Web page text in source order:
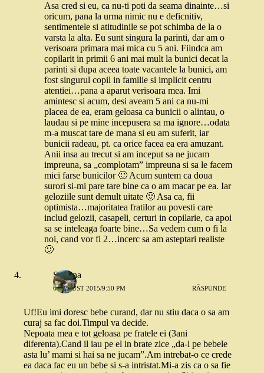
Asa cred si eu, ca nu-ti poti da seama dinainte…si
oricum, pana la urma nimic nu e deficnitiv,
sentimentele si atitudinile se pot schimba de la o
varsta la alta. Eu sunt singura la parinti, dar am o
verisoara primara mai mica cu 5 ani. Fiindca am
copilarit in primii 6 ani mai mult la bunici decat la
parinti si dupa aceea toate vacantele la bunici, am
fost singurul copil in familie si implicit centru
atentiei…pana a aparut verisoara mea. Imi
amintesc si acum, desi aveam 5 ani ca nu-mi
placea de ea, eram geloasa ca bunicii o alintau, o
laudau si pe mine incepusera sa ma ignore…odata
m-a muscat tare de mana si eu am suferit, iar
bunicii radeau, pt. ca orice facea ea era amuzant.
Anii insa au trecut si am inceput sa ne jucam
impreuna, sa „complotam” impreuna si sa le facem
mici farse bunicilor 🙂 Acum suntem ca doua
surori si-mi pare tare bine ca o am macar pe ea. Iar
geloziile sunt demult uitate 🙂 Asa ca, fii
optimista…majoritatea fratilor au povesti care
includ gelozii, casapeli, certuri in copilarie, ca apoi
sa se inteleaga foarte bine…Sa vedem cum o fi la
noi, cand vor fi 2…incerc sa am asteptari realiste
🙂
Simona
6 AUGUST 2015/9:50 PM RĂSPUNDE
Uf!Eu imi doresc bebe curand, dar nu stiu daca o sa am
curaj sa fac doi.Timpul va decide.
Nepoata mea e tot geloasa pe fratele ei (3ani
diferenta).Cand il iau pe el in brate zice „da-i pe bebele
asta lu’ mami si hai sa ne jucam”.Am intrebat-o ce crede
ea daca fac eu un bebe si s-a intristat.Mi-a zis ca o sa fie